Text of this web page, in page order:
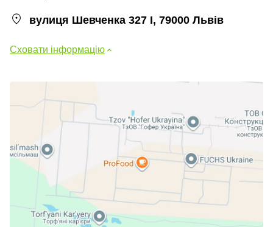
вулиця Шевченка 327 І, 79000 Львів
Сховати інформацію